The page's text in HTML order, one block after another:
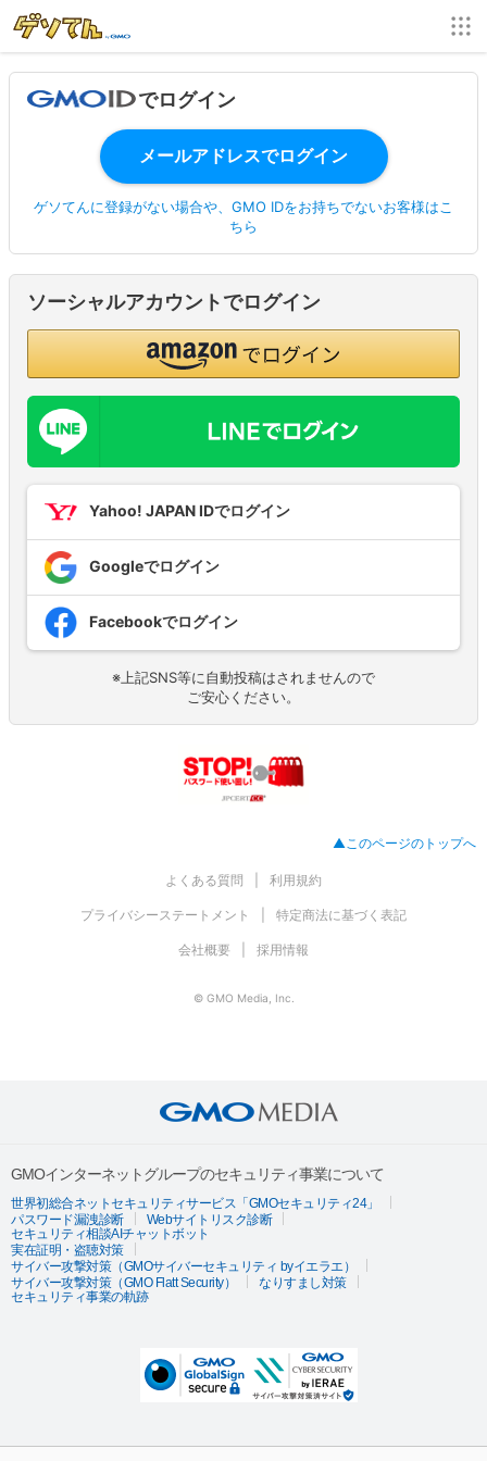
でログイン
ゲソてんに登録がない場合や、GMO IDをお持ちでないお客様はこ
ちら
ソーシャルアカウントでログイン
Yahoo! JAPAN IDでログイン
Googleでログイン
Facebookでログイン
※上記SNS等に自動投稿はされませんので
ご安心ください。
▲このページのトップへ
よくある質問 利用規約
プライバシーステートメント 特定商法に基づく表記
会社概要 採用情報
© GMO Media, Inc.
GMOインターネットグループのセキュリティ事業について
世界初総合ネットセキュリティサービス「GMOセキュリティ24」
パスワード漏洩診断
Webサイトリスク診断
セキュリティ相談AIチャットボット
実在証明・盗聴対策
サイバー攻撃対策（GMOサイバーセキュリティ byイエラエ）
サイバー攻撃対策（GMO Flatt Security）
なりすまし対策
セキュリティ事業の軌跡